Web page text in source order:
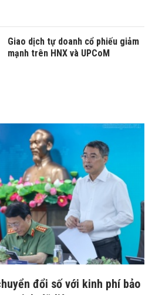
Giao dịch tự doanh cổ phiếu giảm
mạnh trên HNX và UPCoM
đổi số với kinh phí bảo